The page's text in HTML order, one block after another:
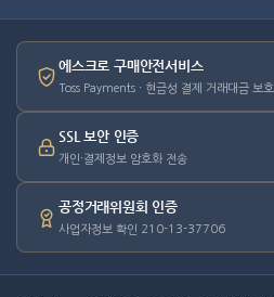
에스크로 구매안전서비스
Toss Payments · 현금성 결제 거래대금 보호
SSL 보안 인증
개인·결제정보 암호화 전송
공정거래위원회 인증
사업자정보 확인 210-13-37706